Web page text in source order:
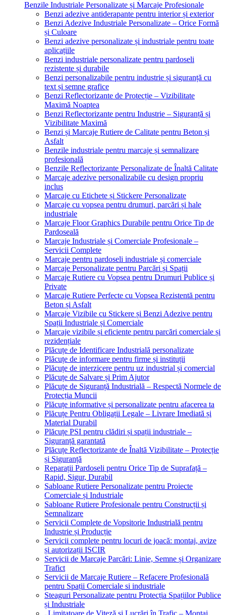
Benzile Industriale Personalizate și Marcaje Profesionale
Benzi adezive antiderapante pentru interior și exterior
Benzi Adezive Industriale Personalizate – Orice Formă
și Culoare
Benzi adezive personalizate și industriale pentru toate
aplicațiile
Benzi industriale personalizate pentru pardoseli
rezistente și durabile
Benzi personalizabile pentru industrie și siguranță cu
text și semne grafice
Benzi Reflectorizante de Protecție – Vizibilitate
Maximă Noaptea
Benzi Reflectorizante pentru Industrie – Siguranță și
Vizibilitate Maximă
Benzi și Marcaje Rutiere de Calitate pentru Beton și
Asfalt
Benzile industriale pentru marcaje și semnalizare
profesională
Benzile Reflectorizante Personalizate de Înaltă Calitate
Marcaje adezive personalizabile cu design propriu
inclus
Marcaje cu Etichete și Stickere Personalizate
Marcaje cu vopsea pentru drumuri, parcări și hale
industriale
Marcaje Floor Graphics Durabile pentru Orice Tip de
Pardoseală
Marcaje Industriale și Comerciale Profesionale –
Servicii Complete
Marcaje pentru pardoseli industriale și comerciale
Marcaje Personalizate pentru Parcări și Spații
Marcaje Rutiere cu Vopsea pentru Drumuri Publice și
Private
Marcaje Rutiere Perfecte cu Vopsea Rezistentă pentru
Beton și Asfalt
Marcaje Vizibile cu Stickere și Benzi Adezive pentru
Spații Industriale și Comerciale
Marcaje vizibile și eficiente pentru parcări comerciale și
rezidențiale
Plăcuțe de Identificare Industrială personalizate
Plăcuțe de informare pentru firme și instituții
Plăcuțe de interzicere pentru uz industrial și comercial
Plăcuțe de Salvare și Prim Ajutor
Plăcuțe de Siguranță Industrială – Respectă Normele de
Protecția Muncii
Plăcuțe informative și personalizate pentru afacerea ta
Plăcuțe Pentru Obligații Legale – Livrare Imediată și
Material Durabil
Plăcuțe PSI pentru clădiri și spații industriale –
Siguranță garantată
Plăcuțe Reflectorizante de Înaltă Vizibilitate – Protecție
și Siguranță
Reparații Pardoseli pentru Orice Tip de Suprafață –
Rapid, Sigur, Durabil
Sabloane Rutiere Personalizate pentru Proiecte
Comerciale și Industriale
Sabloane Rutiere Profesionale pentru Construcții și
Semnalizare
Servicii Complete de Vopsitorie Industrială pentru
Industrie și Producție
Servicii complete pentru locuri de joacă: montaj, avize
și autorizații ISCIR
Servicii de Marcaje Parcări: Linie, Semne și Organizare
Trafict
Servicii de Marcaje Rutiere – Refacere Profesională
pentru Spații Comerciale si industriale
Steaguri Personalizate pentru Protecția Spațiilor Publice
și Industriale
„Limitatoare de Viteză și Lucrări în Trafic – Montaj,